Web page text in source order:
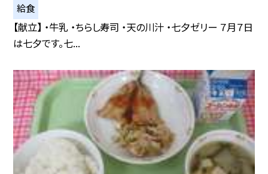
給食
【献立】 ・牛乳 ・ちらし寿司 ・天の川汁 ・七夕ゼリー ７月７日
は七夕です。七...